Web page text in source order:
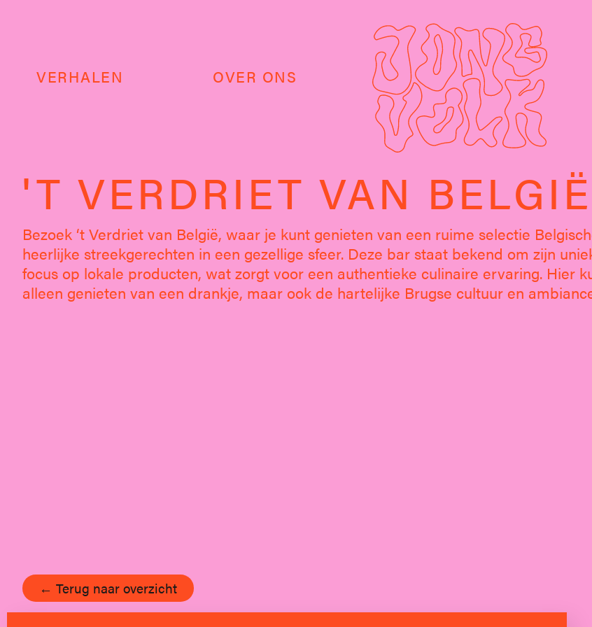
VERHALEN OVER ONS
'T VERDRIET VAN BELGIË
Bezoek ‘t Verdriet van België, waar je kunt genieten van een ruime selectie
heerlijke streekgerechten in een gezellige sfeer. Deze bar staat bekend om zijn
focus op lokale producten, wat zorgt voor een authentieke culinaire ervaring. Hier
alleen genieten van een drankje, maar ook de hartelijke Brugse cultuur en
← Terug naar overzicht